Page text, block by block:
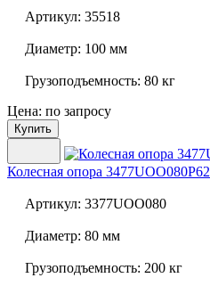
Артикул: 35518
Диаметр: 100 мм
Грузоподъемность: 80 кг
Цена: по запросу
Купить
Колесная опора 3477UOO080P62
Артикул: 3377UOO080
Диаметр: 80 мм
Грузоподъемность: 200 кг